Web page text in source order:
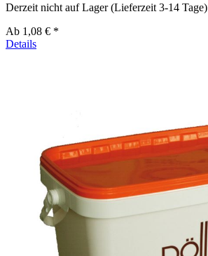
Derzeit nicht auf Lager (Lieferzeit 3-14 Tage)
Ab 1,08 € *
Details